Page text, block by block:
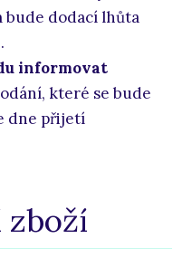
bude dodací lhůta
informovat
které se bude
dne přijetí
zboží